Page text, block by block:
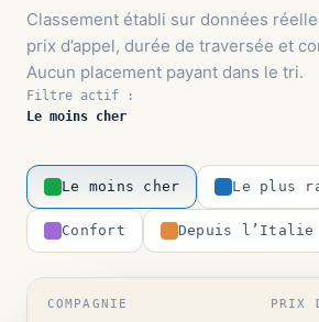
Classement établi sur données
prix d’appel, durée de traversée et
Aucun placement payant dans le tri.
Filtre actif :
Le moins cher
Le moins cher Le plus
Confort Depuis l’Italie
COMPAGNIE PRIX